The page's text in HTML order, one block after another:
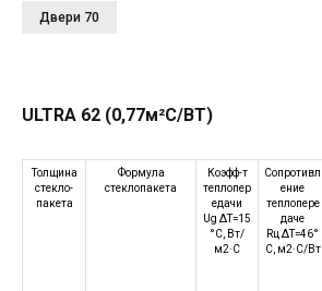
Двери 70
ULTRA 62 (0,77м²С/ВТ)
Толщина
стекло-
пакета
Формула
стеклопакета
Коэфф-т
теплопер
едачи
Ug ΔT=15
°C, Вт/
м2·C
Сопротивл
ение
теплопере
даче
Rц ΔT=46°
C, м2·C/Вт